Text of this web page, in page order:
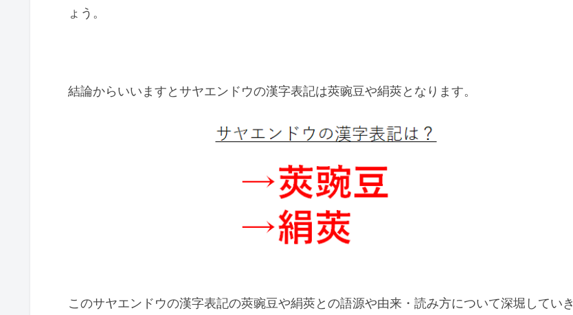
ょう。
結論からいいますとサヤエンドウの漢字表記は莢豌豆や絹莢となります。
このサヤエンドウの漢字表記の莢豌豆や絹莢との語源や由来・読み方について深堀していき